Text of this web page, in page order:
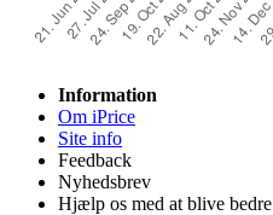
Information
Om iPrice
Site info
Feedback
Nyhedsbrev
Hjælp os med at blive bedre